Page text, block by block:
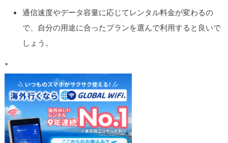
通信速度やデータ容量に応じてレンタル料金が変わるの
で、自分の用途に合ったプランを選んで利用すると良いで
しょう。
*